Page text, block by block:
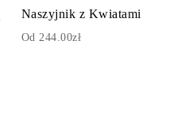
Naszyjnik z Kwiatami
Od 244.00zł